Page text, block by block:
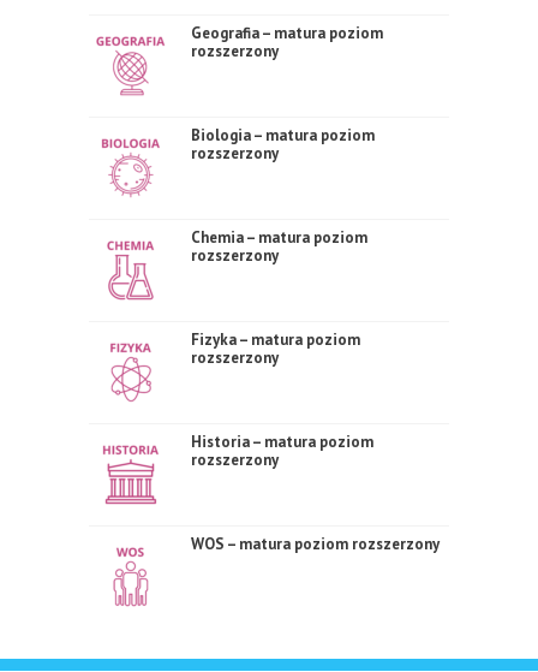
Geografia – matura poziom
rozszerzony
Biologia – matura poziom
rozszerzony
Chemia – matura poziom
rozszerzony
Fizyka – matura poziom
rozszerzony
Historia – matura poziom
rozszerzony
WOS – matura poziom rozszerzony